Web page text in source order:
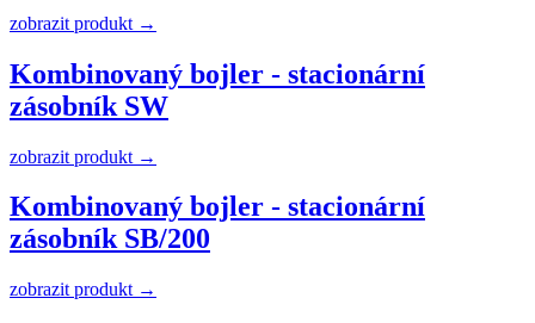
zobrazit produkt →
Kombinovaný bojler - stacionární
zásobník SW
zobrazit produkt →
Kombinovaný bojler - stacionární
zásobník SB/200
zobrazit produkt →